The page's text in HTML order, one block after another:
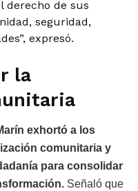
derecho de sus
seguridad,
expresó.
la
exhortó a los
comunitaria y
para consolidar
Señaló que